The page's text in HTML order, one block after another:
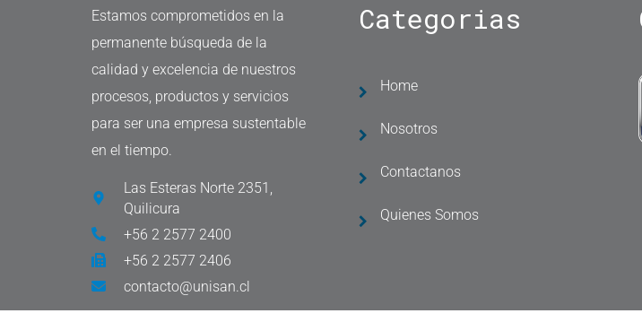
Estamos comprometidos en la
permanente búsqueda de la
calidad y excelencia de nuestros
procesos, productos y servicios
para ser una empresa sustentable
en el tiempo.
Las Esteras Norte 2351,
Quilicura
+56 2 2577 2400
+56 2 2577 2406
contacto@unisan.cl
Categorias
Home
Nosotros
Contactanos
Quienes Somos